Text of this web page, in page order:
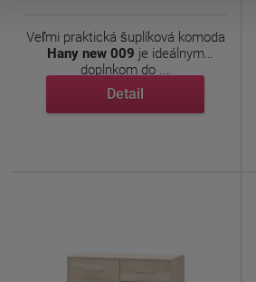
Veľmi praktická šuplíková komoda
Hany new 009 je ideálnym
doplnkom do ...
Detail